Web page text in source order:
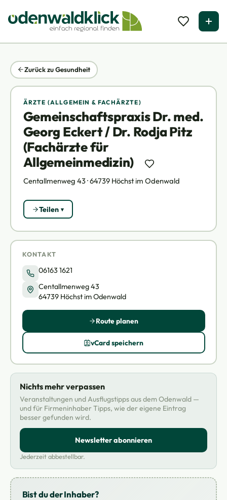
Zurück zu Gesundheit
ÄRZTE (ALLGEMEIN & FACHÄRZTE)
Gemeinschaftspraxis Dr. med.
Georg Eckert / Dr. Rodja Pitz
(Fachärzte für
Allgemeinmedizin)
Centallmenweg 43 · 64739 Höchst im Odenwald
Teilen
Bist du der Inhaber?
KONTAKT
06163 1621
Centallmenweg 43
64739 Höchst im Odenwald
Route planen
vCard speichern
Nichts mehr verpassen
Veranstaltungen und Ausflugstipps aus dem Odenwald —
und für Firmeninhaber Tipps, wie der eigene Eintrag
besser gefunden wird.
Newsletter abonnieren
Jederzeit abbestellbar.